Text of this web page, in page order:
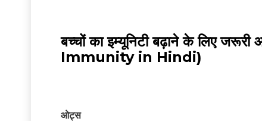
बच्चों का इम्यूनिटी बढ़ाने के लिए
Immunity in Hindi)
ओट्स